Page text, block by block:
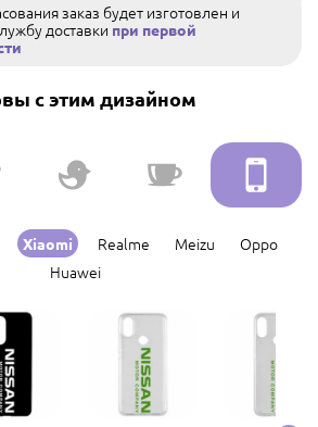
заказ будет изготовлен и
доставки при первой
с этим дизайном
Xiaomi Realme Meizu
Oppo
Huawei